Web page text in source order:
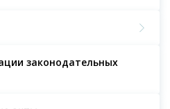
законодательных